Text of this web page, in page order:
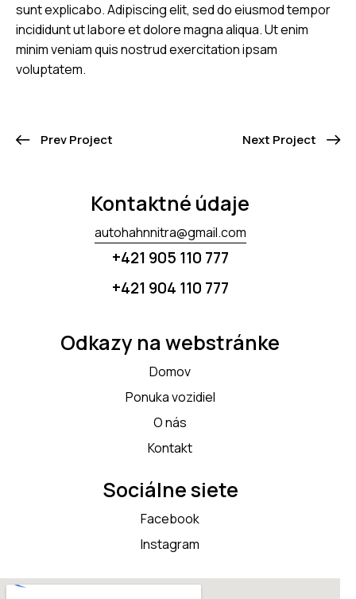
sunt explicabo. Adipiscing elit, sed do eiusmod tempor
incididunt ut labore et dolore magna aliqua. Ut enim
minim veniam quis nostrud exercitation ipsam
voluptatem.
Prev Project Next Project
Kontaktné údaje
autohahnnitra@gmail.com
+421 905 110 777
+421 904 110 777
Odkazy na webstránke
Domov
Ponuka vozidiel
O nás
Kontakt
Sociálne siete
Facebook
Instagram